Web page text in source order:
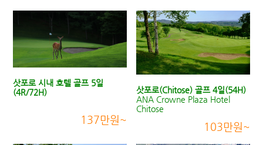
삿포로 시내 호텔 골프 5일
(4R/72H)
137만원~
삿포로(Chitose) 골프 4일(54H)
ANA Crowne Plaza Hotel
Chitose
103만원~